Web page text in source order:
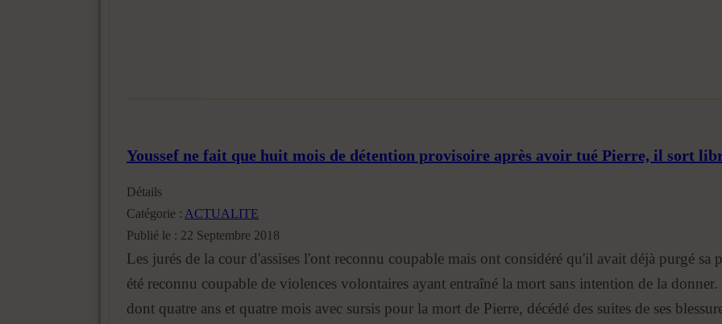
Youssef ne fait que huit mois de détention provisoire après avoir tué Pierre, il sort
Détails
Catégorie : ACTUALITE
Publié le : 22 Septembre 2018
Les jurés de la cour d'assises l'ont reconnu coupable mais ont considéré qu'il avait déjà purgé sa
été reconnu coupable de violences volontaires ayant entraîné la mort sans intention de la
dont quatre ans et quatre mois avec sursis pour la mort de Pierre, décédé des suites de ses